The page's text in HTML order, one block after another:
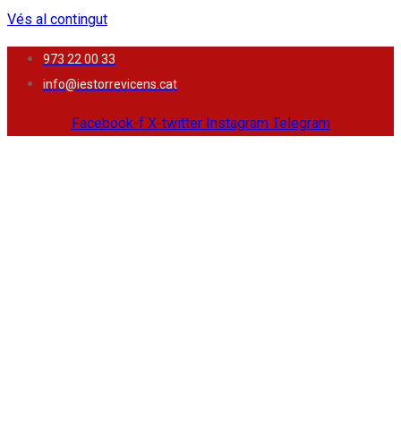
Vés al contingut
973 22 00 33
info@iestorrevicens.cat
Facebook-f X-twitter Instagram Telegram